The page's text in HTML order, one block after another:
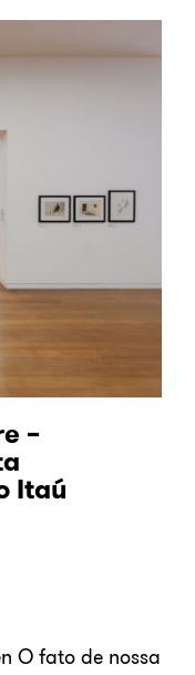
–
Itaú
O fato de nossa